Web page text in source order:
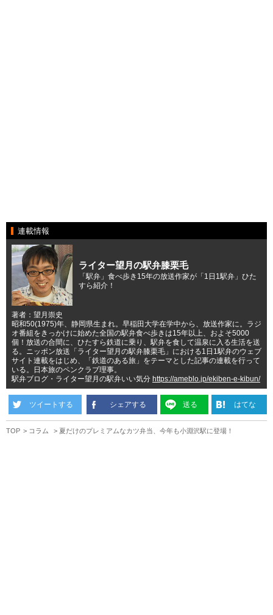
連載情報
ライター望月の駅弁膝栗毛
「駅弁」食べ歩き15年の放送作家が「1日1駅弁」ひた
すら紹介！
著者：望月崇史
昭和50(1975)年、静岡県生まれ。早稲田大学在学中から、放送作家に。ラジ
オ番組をきっかけに始めた全国の駅弁食べ歩きは15年以上、およそ5000
個！放送の合間に、ひたすら鉄道に乗り、駅弁を食して温泉に入る生活を送
る。ニッポン放送「ライター望月の駅弁膝栗毛」における1日1駅弁のウェブ
サイト連載をはじめ、「鉄道のある旅」をテーマとした記事の連載を行って
いる。日本旅のペンクラブ理事。
駅弁ブログ・ライター望月の駅弁いい気分 https://ameblo.jp/ekiben-e-kibun/
ツイートする シェアする 送る はてな
TOP コラム 夏だけのプレミアムなカツ弁当、今年も小淵沢駅に登場！